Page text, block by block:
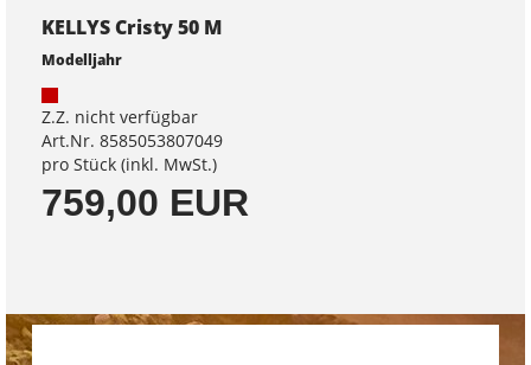
KELLYS Cristy 50 M
Modelljahr
Z.Z. nicht verfügbar
Art.Nr. 8585053807049
pro Stück (inkl. MwSt.)
759,00 EUR